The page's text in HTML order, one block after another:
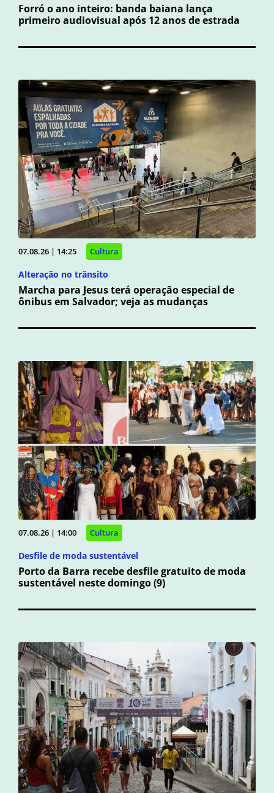
Forró o ano inteiro: banda baiana lança
primeiro audiovisual após 12 anos de estrada
07.08.26 | 14:25 Cultura
Alteração no trânsito
Marcha para Jesus terá operação especial de
ônibus em Salvador; veja as mudanças
07.08.26 | 14:00 Cultura
Desfile de moda sustentável
Porto da Barra recebe desfile gratuito de moda
sustentável neste domingo (9)